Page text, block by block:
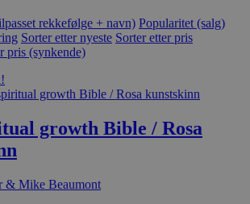
rekkefølge + navn) Popularitet (salg)
Sorter etter nyeste Sorter etter pris
pris (synkende)
growth Bible / Rosa
& Mike Beaumont